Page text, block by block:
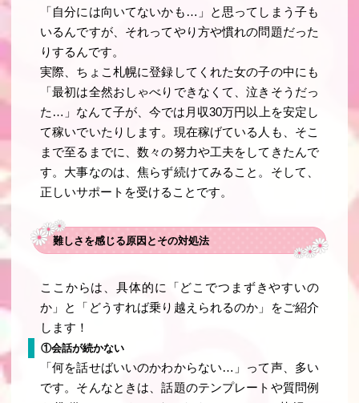
「自分には向いてないかも…」と思ってしまう子も
いるんですが、それってやり方や慣れの問題だった
りするんです。
実際、ちょこ札幌に登録してくれた女の子の中にも
「最初は全然おしゃべりできなくて、泣きそうだっ
た…」なんて子が、今では月収30万円以上を安定し
て稼いでいたりします。現在稼げている人も、そこ
まで至るまでに、数々の努力や工夫をしてきたんで
す。大事なのは、焦らず続けてみること。そして、
正しいサポートを受けることです。
難しさを感じる原因とその対処法
ここからは、具体的に「どこでつまずきやすいの
か」と「どうすれば乗り越えられるのか」をご紹介
します！
①会話が続かない
「何を話せばいいのかわからない…」って声、多い
です。そんなときは、話題のテンプレートや質問例